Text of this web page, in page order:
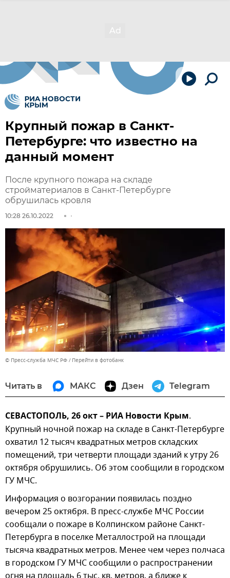
Крупный пожар в Санкт-
Петербурге: что известно на
данный момент
После крупного пожара на складе
стройматериалов в Санкт-Петербурге
обрушилась кровля
10:28 26.10.2022
© Пресс-служба МЧС РФ Перейти в фотобанк
Читать в МАКС Дзен Telegram
СЕВАСТОПОЛЬ, 26 окт – РИА Новости Крым.
Крупный ночной пожар на складе в Санкт-Петербурге
охватил 12 тысяч квадратных метров складских
помещений, три четверти площади зданий к утру 26
октября обрушились. Об этом сообщили в городском
ГУ МЧС.
Информация о возгорании появилась поздно
вечером 25 октября. В пресс-службе МЧС России
сообщали о пожаре в Колпинском районе Санкт-
Петербурга в поселке Металлострой на площади
тысяча квадратных метров. Менее чем через полчаса
в городском ГУ МЧС сообщили о распространении